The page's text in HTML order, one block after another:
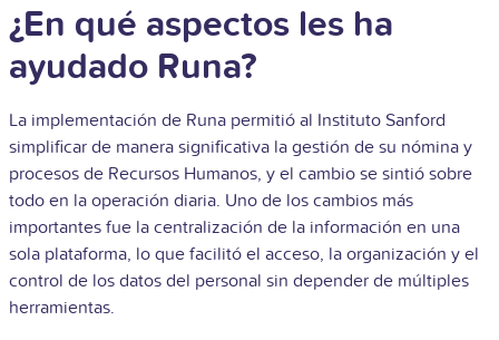
¿En qué aspectos les ha
ayudado Runa?
La implementación de Runa permitió al Instituto Sanford
simplificar de manera significativa la gestión de su nómina y
procesos de Recursos Humanos, y el cambio se sintió sobre
todo en la operación diaria. Uno de los cambios más
importantes fue la centralización de la información en una
sola plataforma, lo que facilitó el acceso, la organización y el
control de los datos del personal sin depender de múltiples
herramientas.